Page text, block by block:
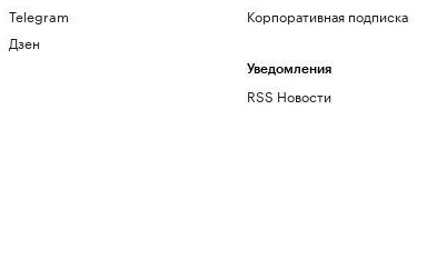
Telegram
Дзен
Корпоративная подписка
Уведомления
RSS Новости